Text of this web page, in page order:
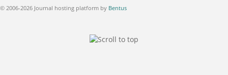
© 2006-2026 Journal hosting platform by Bentus